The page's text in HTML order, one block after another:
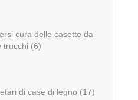
cura delle casette da
trucchi (6)
di case di legno (17)